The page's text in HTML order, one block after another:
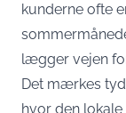
kunderne ofte
lægger vejen
Det mærkes
hvor den lokale